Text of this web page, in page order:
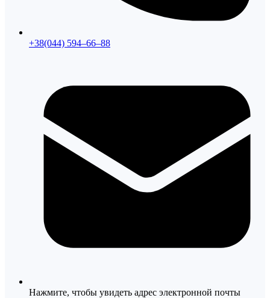
+38(044) 594–66–88
Нажмите, чтобы увидеть адрес электронной почты